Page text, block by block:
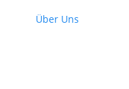
Über Uns